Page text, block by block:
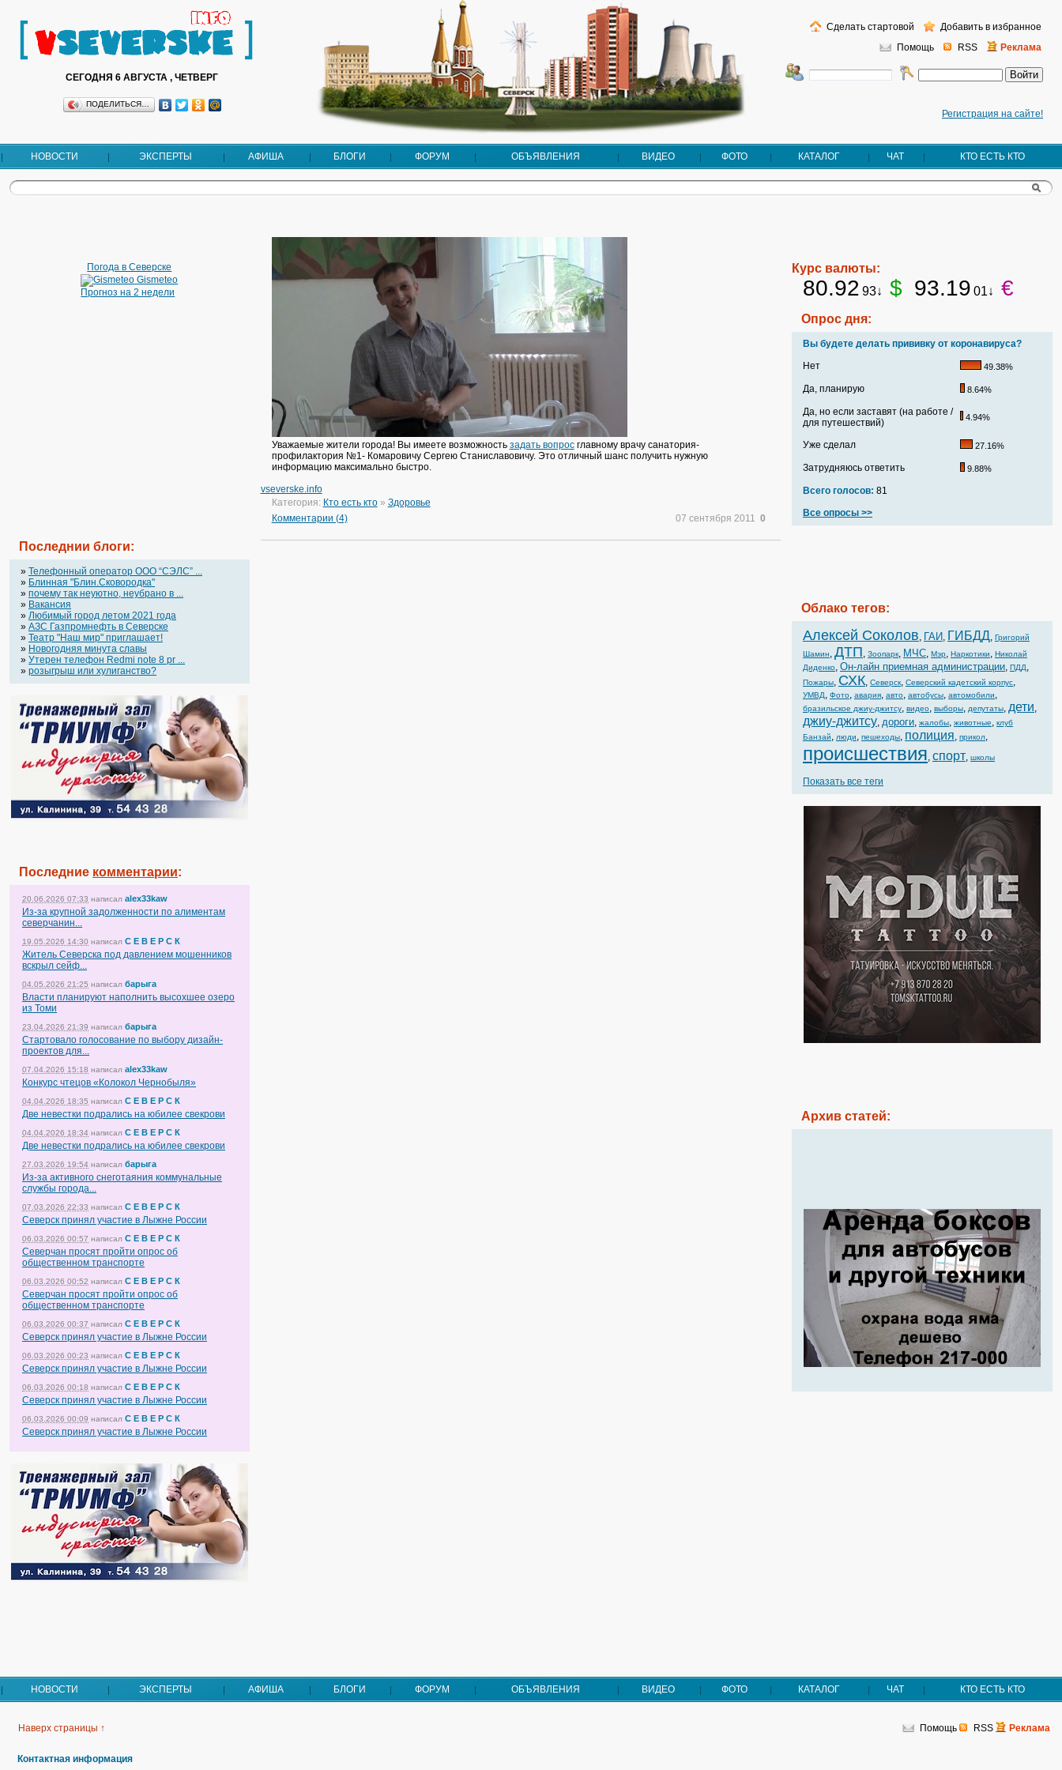
СЕГОДНЯ 6 АВГУСТА , ЧЕТВЕРГ
ПОДЕЛИТЬСЯ…
Регистрация на сайте!
Помощь RSS Реклама
Сделать стартовой Добавить в избранное
НОВОСТИ ЭКСПЕРТЫ АФИША БЛОГИ ФОРУМ ОБЪЯВЛЕНИЯ ВИДЕО ФОТО КАТАЛОГ ЧАТ КТО ЕСТЬ КТО
Погода в Северске
Gismeteo
Прогноз на 2 недели
Последнии блоги:
» Телефонный оператор OOO “СЭЛС” ...
» Блинная "Блин.Сковородка"
» почему так неуютно, неубрано в ...
» Вакансия
» Любимый город летом 2021 года
» АЗС Газпромнефть в Северске
» Театр "Наш мир" приглашает!
» Новогодняя минута славы
» Утерен телефон Redmi note 8 pr ...
» розыгрыш или хулиганство?
Последние комментарии:
20.06.2026 07:33 написал alex33kaw
Из-за крупной задолженности по алиментам
северчанин...
19.05.2026 14:30 написал С Е В Е Р С К
Житель Северска под давлением мошенников
вскрыл сейф...
04.05.2026 21:25 написал барыга
Власти планируют наполнить высохшее озеро
из Томи
23.04.2026 21:39 написал барыга
Стартовало голосование по выбору дизайн-
проектов для...
07.04.2026 15:18 написал alex33kaw
Конкурс чтецов «Колокол Чернобыля»
04.04.2026 18:35 написал С Е В Е Р С К
Две невестки подрались на юбилее свекрови
04.04.2026 18:34 написал С Е В Е Р С К
Две невестки подрались на юбилее свекрови
27.03.2026 19:54 написал барыга
Из-за активного снеготаяния коммунальные
службы города...
07.03.2026 22:33 написал С Е В Е Р С К
Северск принял участие в Лыжне России
06.03.2026 00:57 написал С Е В Е Р С К
Северчан просят пройти опрос об
общественном транспорте
06.03.2026 00:52 написал С Е В Е Р С К
Северчан просят пройти опрос об
общественном транспорте
06.03.2026 00:37 написал С Е В Е Р С К
Северск принял участие в Лыжне России
06.03.2026 00:23 написал С Е В Е Р С К
Северск принял участие в Лыжне России
06.03.2026 00:18 написал С Е В Е Р С К
Северск принял участие в Лыжне России
06.03.2026 00:09 написал С Е В Е Р С К
Северск принял участие в Лыжне России
Уважаемые жители города! Вы имеете возможность задать вопросглавному врачу санатория-
профилактория №1- Комаровичу Сергею Станиславовичу. Это отличный шанс получить нужную
информацию максимально быстро.
vseverske.info
Категория: Кто есть кто» Здоровье
Комментарии (4)
07 сентября 2011 0
Курс валюты:
80.92 93↓ $ 93.19 01↓ €
Опрос дня:
Вы будете делать прививку от коронавируса?
Нет
49.38%
Да, планирую 8.64%
Да, но если заставят (на работе /
для путешествий)
4.94%
Уже сделал 27.16%
Затрудняюсь ответить 9.88%
Всего голосов: 81
Все опросы >>
Облако тегов:
Алексей Соколов, ГАИ, ГИБДД, Григорий
Шамин, ДТП, Зоопарк, МЧС, Мэр, Наркотики, Николай
Диденко, Он-лайн приемная администрации, ПДД,
Пожары, СХК, Северск, Северский кадетский корпус,
УМВД, Фото, авария, авто, автобусы, автомобили,
бразильское джиу-джитсу, видео, выборы, депутаты, дети,
джиу-джитсу, дороги, жалобы, животные, клуб
Банзай, люди, пешеходы, полиция, прикол,
происшествия, спорт, школы
Показать все теги
Архив статей:
НОВОСТИ ЭКСПЕРТЫ АФИША БЛОГИ ФОРУМ ОБЪЯВЛЕНИЯ ВИДЕО ФОТО КАТАЛОГ ЧАТ КТО ЕСТЬ КТО
Помощь RSS Реклама
Наверх страницы ↑
Контактная информация